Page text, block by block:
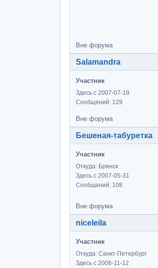
Вне форума
Salamandra
Участник
Здесь с 2007-07-19
Сообщений: 129
Вне форума
Бешеная-табуретка
Участник
Откуда: Брянск
Здесь с 2007-05-31
Сообщений: 108
Вне форума
niceleila
Участник
Откуда: Санкт-Петербург
Здесь с 2006-11-12